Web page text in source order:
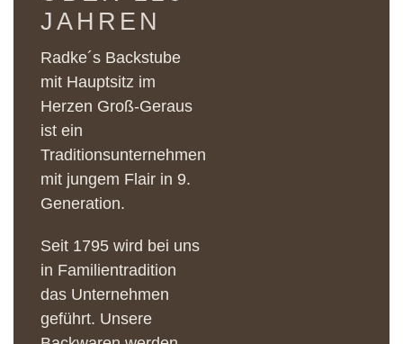
JAHREN
Radke´s Backstube
mit Hauptsitz im
Herzen Groß-Geraus
ist ein
Traditionsunternehmen
mit jungem Flair in 9.
Generation.
Seit 1795 wird bei uns
in Familientradition
das Unternehmen
geführt. Unsere